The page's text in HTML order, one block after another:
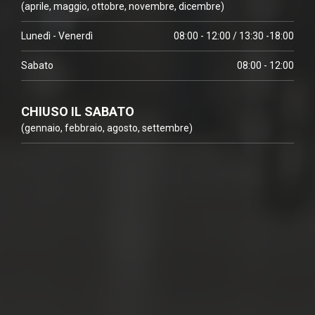
(aprile, maggio, ottobre, novembre, dicembre)
Lunedì - Venerdì 08:00 - 12:00 / 13:30 -18:00
Sabato 08:00 - 12:00
CHIUSO IL SABATO
(gennaio, febbraio, agosto, settembre)